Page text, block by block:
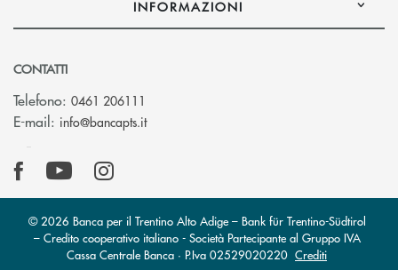
INFORMAZIONI
CONTATTI
Telefono: 0461 206111
E-mail: info@bancapts.it(si apre l’app di posta elettronica)
© 2026 Banca per il Trentino Alto Adige – Bank für Trentino-Südtirol
– Credito cooperativo italiano - Società Partecipante al Gruppo IVA
Cassa Centrale Banca · P.Iva 02529020220 Crediti